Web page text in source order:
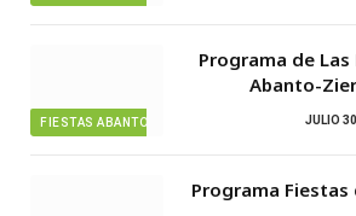
FIESTAS ABANTO ZIERBENA
Programa de Las
Abanto-
JULIO
Programa Fiestas